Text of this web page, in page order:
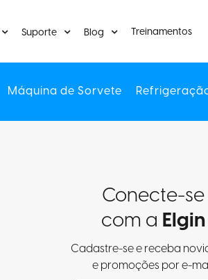
Suporte Blog Treinamentos
Máquina de Sorvete
Conecte-se
com a Elgin
Cadastre-se e receba
e promoções por e-